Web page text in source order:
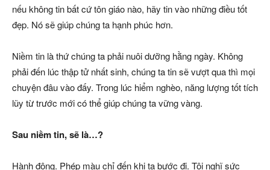
nếu không tin bất cứ tôn giáo nào, hãy tin vào những điều tốt
đẹp. Nó sẽ giúp chúng ta hạnh phúc hơn.
Niềm tin là thứ chúng ta phải nuôi dưỡng hằng ngày. Không
phải đến lúc thập tử nhất sinh, chúng ta tin sẽ vượt qua thì mọi
chuyện đâu vào đấy. Trong lúc hiểm nghèo, năng lượng tốt tích
lũy từ trước mới có thể giúp chúng ta vững vàng.
Sau niềm tin, sẽ là…?
Hành động. Phép màu chỉ đến khi ta bước đi. Tôi nghĩ sức